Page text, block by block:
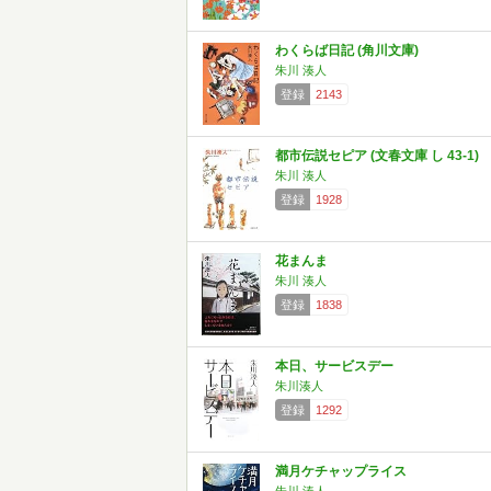
わくらば日記 (角川文庫)
朱川 湊人
登録
2143
都市伝説セピア (文春文庫 し 43-1)
朱川 湊人
登録
1928
花まんま
朱川 湊人
登録
1838
本日、サービスデー
朱川湊人
登録
1292
満月ケチャップライス